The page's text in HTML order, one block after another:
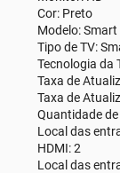
Cor: Preto
Modelo:
Tipo de TV:
Tecnologia da
Taxa de
Taxa de
Quantidade de
Local das
HDMI: 2
Local das